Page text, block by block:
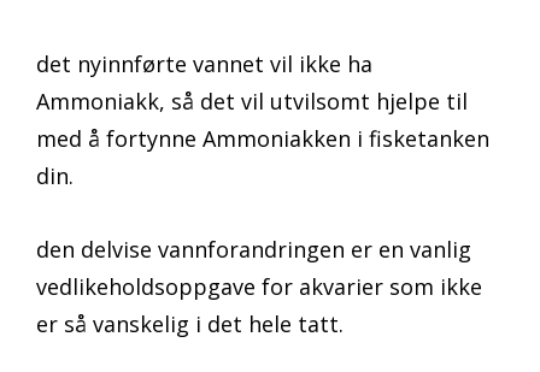
det nyinnførte vannet vil ikke ha
Ammoniakk, så det vil utvilsomt hjelpe til
med å fortynne Ammoniakken i fisketanken
din.
den delvise vannforandringen er en vanlig
vedlikeholdsoppgave for akvarier som ikke
er så vanskelig i det hele tatt.